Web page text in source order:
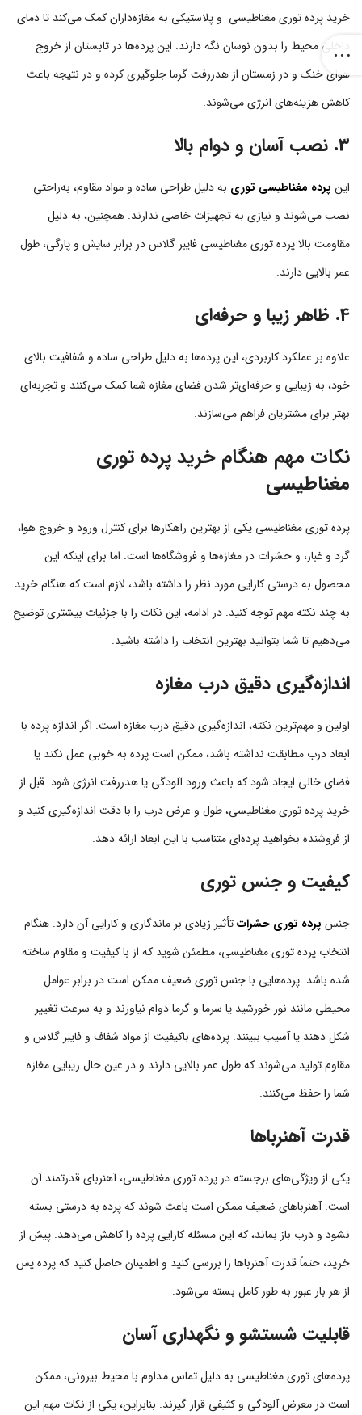
خرید پرده توری مغناطیسی و پلاستیکی به مغازه‌داران کمک می‌کند تا دمای
داخلی محیط را بدون نوسان نگه دارند. این پرده‌ها در تابستان از خروج
هوای خنک و در زمستان از هدررفت گرما جلوگیری کرده و در نتیجه باعث
کاهش هزینه‌های انرژی می‌شوند.
3. نصب آسان و دوام بالا
این پرده‌ مغناطیسی توری به دلیل طراحی ساده و مواد مقاوم، به‌راحتی
نصب می‌شوند و نیازی به تجهیزات خاصی ندارند. همچنین، به دلیل
مقاومت بالا پرده توری مغناطیسی فایبر گلاس در برابر سایش و پارگی، طول
عمر بالایی دارند.
4. ظاهر زیبا و حرفه‌ای
علاوه بر عملکرد کاربردی، این پرده‌ها به دلیل طراحی ساده و شفافیت بالای
خود، به زیبایی و حرفه‌ای‌تر شدن فضای مغازه شما کمک می‌کنند و تجربه‌ای
بهتر برای مشتریان فراهم می‌سازند.
نکات مهم هنگام خرید پرده توری
مغناطیسی
پرده توری مغناطیسی یکی از بهترین راهکارها برای کنترل ورود و خروج هوا،
گرد و غبار، و حشرات در مغازه‌ها و فروشگاه‌ها است. اما برای اینکه این
محصول به درستی کارایی مورد نظر را داشته باشد، لازم است که هنگام خرید
به چند نکته مهم توجه کنید. در ادامه، این نکات را با جزئیات بیشتری توضیح
می‌دهیم تا شما بتوانید بهترین انتخاب را داشته باشید.
اندازه‌گیری دقیق درب مغازه
اولین و مهم‌ترین نکته، اندازه‌گیری دقیق درب مغازه است. اگر اندازه پرده با
ابعاد درب مطابقت نداشته باشد، ممکن است پرده به خوبی عمل نکند یا
فضای خالی ایجاد شود که باعث ورود آلودگی یا هدررفت انرژی شود. قبل از
خرید پرده توری مغناطیسی، طول و عرض درب را با دقت اندازه‌گیری کنید و
از فروشنده بخواهید پرده‌ای متناسب با این ابعاد ارائه دهد.
کیفیت و جنس توری
جنس پرده توری حشراتتأثیر زیادی بر ماندگاری و کارایی آن دارد. هنگام
انتخاب پرده توری مغناطیسی، مطمئن شوید که از با کیفیت و مقاوم ساخته
شده باشد. پرده‌هایی با جنس توری ضعیف ممکن است در برابر عوامل
محیطی مانند نور خورشید یا سرما و گرما دوام نیاورند و به سرعت تغییر
شکل دهند یا آسیب ببینند. پرده‌های باکیفیت از مواد شفاف و فایبر گلاس و
مقاوم تولید می‌شوند که طول عمر بالایی دارند و در عین حال زیبایی مغازه
شما را حفظ می‌کنند.
قدرت آهنرباها
یکی از ویژگی‌های برجسته در پرده توری مغناطیسی، آهنربای قدرتمند آن
است. آهنرباهای ضعیف ممکن است باعث شوند که پرده به درستی بسته
نشود و درب باز بماند، که این مسئله کارایی پرده را کاهش می‌دهد. پیش از
خرید، حتماً قدرت آهنرباها را بررسی کنید و اطمینان حاصل کنید که پرده پس
از هر بار عبور به طور کامل بسته می‌شود.
قابلیت شستشو و نگهداری آسان
پرده‌های توری مغناطیسی به دلیل تماس مداوم با محیط بیرونی، ممکن
است در معرض آلودگی و کثیفی قرار گیرند. بنابراین، یکی از نکات مهم این